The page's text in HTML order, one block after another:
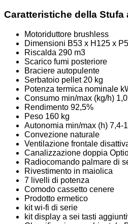
Caratteristiche della Stufa
Motoriduttore brushless
Dimensioni B53 x H125 x
Riscalda 290 m3
Scarico fumi posteriore
Braciere autopulente
Serbatoio pellet 20 kg
Potenza termica nominale
Consumo min/max (kg/h)
Rendimento 92,5%
Peso 160 kg
Autonomia min/max (h) 7,4-
Convezione naturale
Ventilazione frontale
Canalizzazione doppia
Radiocomando palmare di
Rivestimento in maiolica
7 livelli di potenza
Comodo cassetto cenere
Prodotto ermetico
kit wi-fi di serie
kit display a sei tasti